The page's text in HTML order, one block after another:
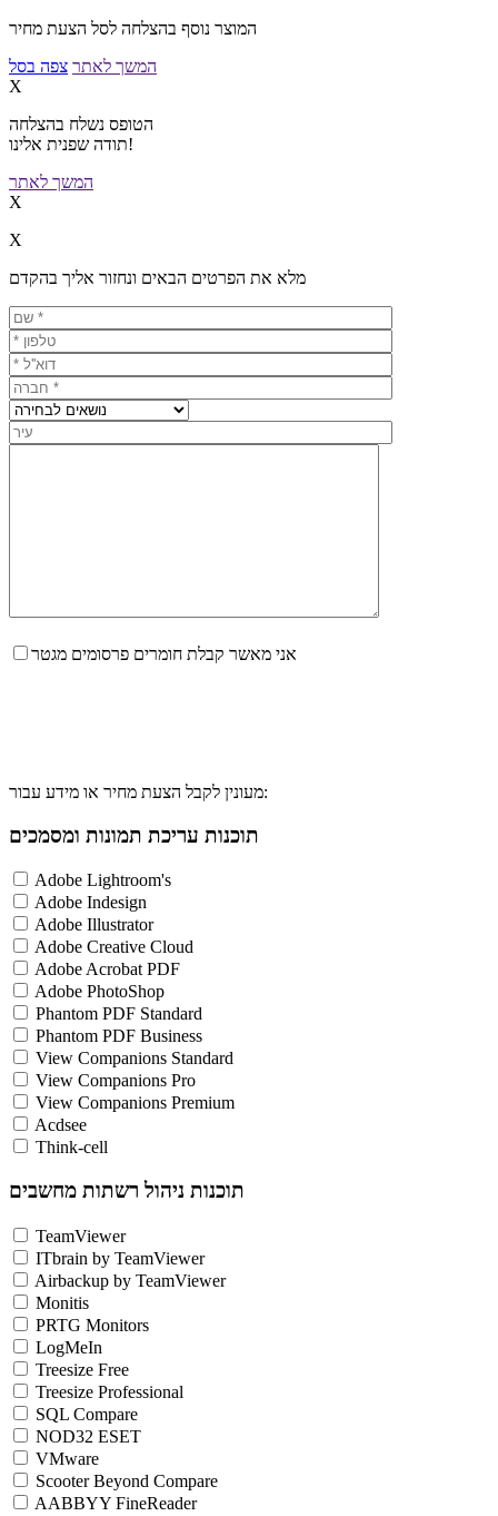
המוצר נוסף בהצלחה לסל הצעת מחיר
המשך לאתר צפה בסל
X
הטופס נשלח בהצלחה
תודה שפנית אלינו!
המשך לאתר
X
X
מלא את הפרטים הבאים ונחזור אליך בהקדם
אני מאשר קבלת חומרים פרסומים מגטר
מעונין לקבל הצעת מחיר או מידע עבור:
תוכנות עריכת תמונות ומסמכים
Adobe Lightroom's
Adobe Indesign
Adobe Illustrator
Adobe Creative Cloud
Adobe Acrobat PDF
Adobe PhotoShop
Phantom PDF Standard
Phantom PDF Business
View Companions Standard
View Companions Pro
View Companions Premium
Acdsee
Think-cell
תוכנות ניהול רשתות מחשבים
TeamViewer
ITbrain by TeamViewer
Airbackup by TeamViewer
Monitis
PRTG Monitors
LogMeIn
Treesize Free
Treesize Professional
SQL Compare
NOD32 ESET
VMware
Scooter Beyond Compare
AABBYY FineReader